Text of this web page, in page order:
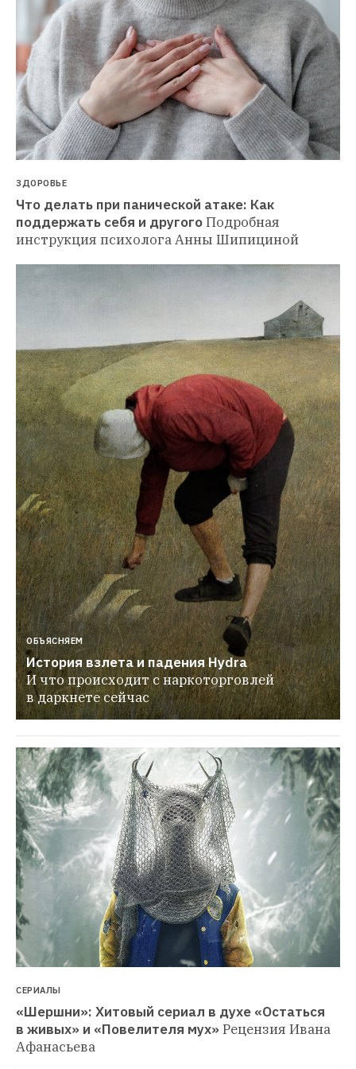
ЗДОРОВЬЕ
Что делать при панической атаке: Как
поддержать себя и другогоПодробная
инструкция психолога Анны Шипициной
ОБЪЯСНЯЕМ
История взлета и падения Hydra
И что происходит с наркоторговлей
в даркнете сейчас
СЕРИАЛЫ
«Шершни»: Хитовый сериал в духе «Остаться
в живых» и «Повелителя мух» Рецензия Ивана
Афанасьева